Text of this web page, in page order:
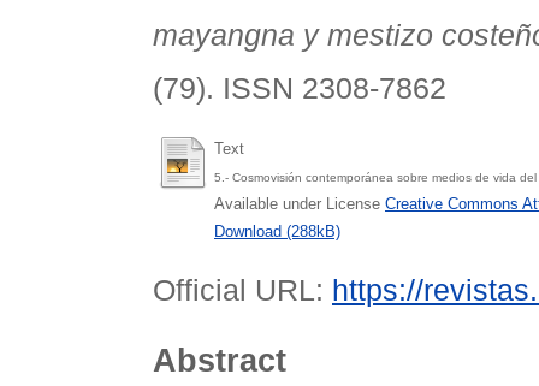
mayangna y mestizo
(79). ISSN 2308-7862
Text
5.- Cosmovisión contemporánea sobre medios de vida
Available under License Creative Commons
Download (288kB)
Official URL: https://
Abstract